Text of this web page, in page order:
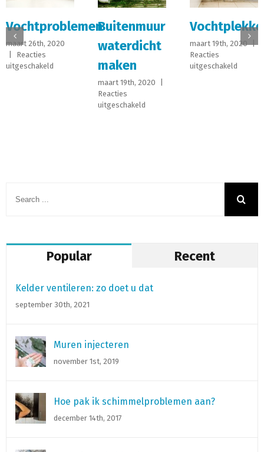
Buitenmuur
waterdicht
maken
Vochtplekken
maart 19th, 2020
uitgeschakeld
Reacties
Popular Recent
Kelder ventileren: zo doet u dat
september 30th, 2021
Muren injecteren
november 1st, 2019
Hoe pak ik schimmelproblemen aan?
december 14th, 2017